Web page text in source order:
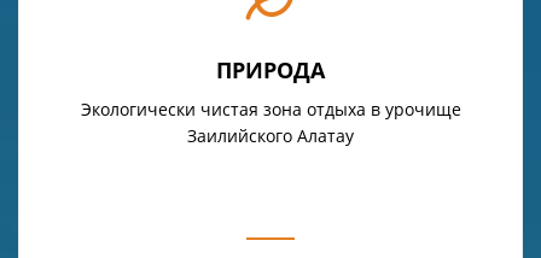
ПРИРОДА
Экологически чистая зона отдыха в урочище
Заилийского Алатау